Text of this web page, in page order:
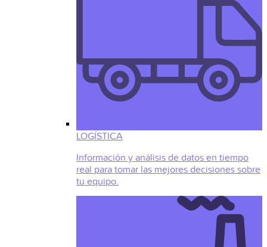
LOGÍSTICA
Información y análisis de datos en tiempo
real para tomar las mejores decisiones sobre
tu equipo.